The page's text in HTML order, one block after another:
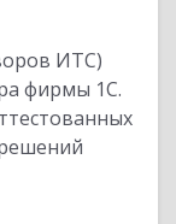
ИТС)
фирмы 1С.